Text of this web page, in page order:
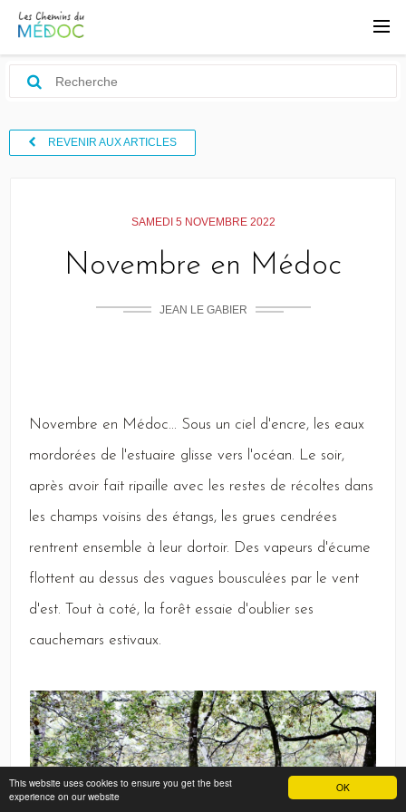
OK
This website uses cookies to ensure you get the best
experience on our website
REVENIR AUX ARTICLES
SAMEDI 5 NOVEMBRE 2022
Novembre en Médoc
JEAN LE GABIER
Novembre en Médoc... Sous un ciel d'encre, les eaux
mordorées de l'estuaire glisse vers l'océan. Le soir,
après avoir fait ripaille avec les restes de récoltes dans
les champs voisins des étangs, les grues cendrées
rentrent ensemble à leur dortoir. Des vapeurs d'écume
flottent au dessus des vagues bousculées par le vent
d'est.
Tout à coté, la forêt essaie d'oublier ses
cauchemars estivaux.